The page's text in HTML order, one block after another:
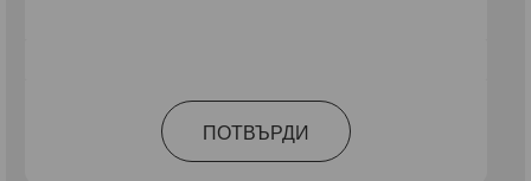
ПОТВЪРДИ